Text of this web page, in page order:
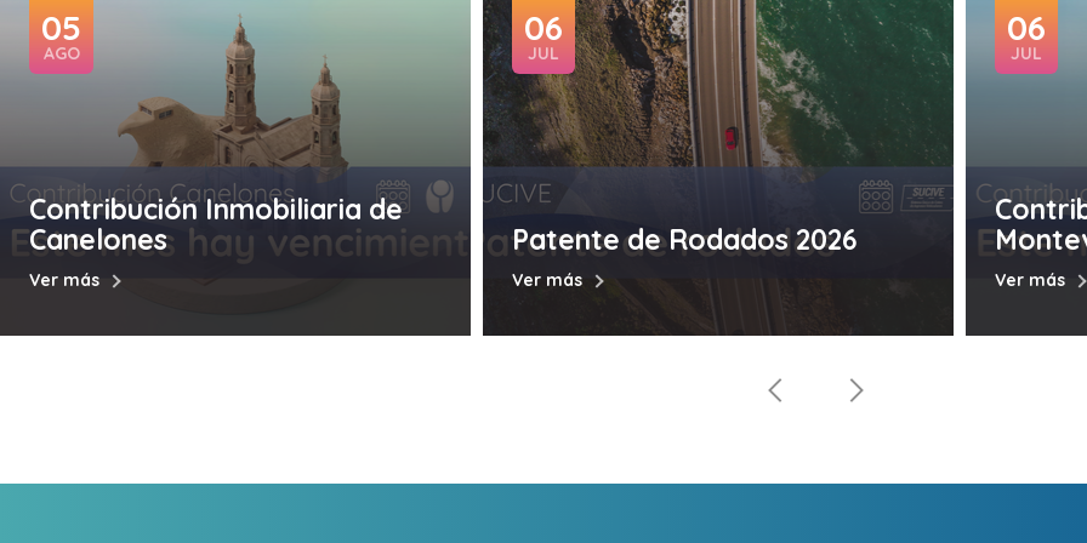
Contribución Inmobiliaria de
Canelones
Ver más
05
AGO
Patente de Rodados 2026
Ver más
06
JUL
Ver más
06
JUL